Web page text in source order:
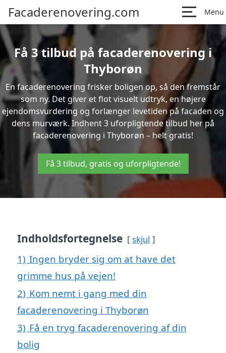
Facaderenovering.com Menu
Få 3 tilbud på facaderenovering i
Thyborøn
En facaderenovering frisker boligen op, så den fremstår
som ny. Det giver et flot visuelt udtryk, en højere
ejendomsvurdering og forlænger levetiden på facaden og
dens murværk. Indhent 3 uforpligtende tilbud her på
facaderenovering i Thyborøn – helt gratis!
Få 3 tilbud, gratis og uforpligtende!
Indholdsfortegnelse skjul
1) Ingen bryder sig om at have det
grimme hus på vejen!
2) Kom nemt i gang med din
facaderenovering i Thyborøn
3) Få en tryg facaderenovering af din
bolig